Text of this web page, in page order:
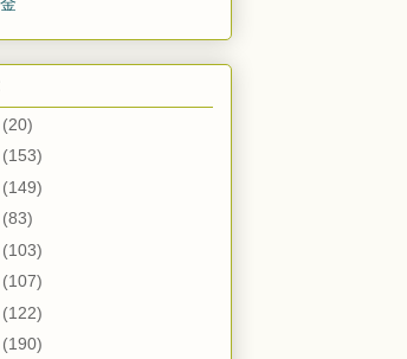
(20)
(153)
(149)
(83)
(103)
(107)
(122)
(190)